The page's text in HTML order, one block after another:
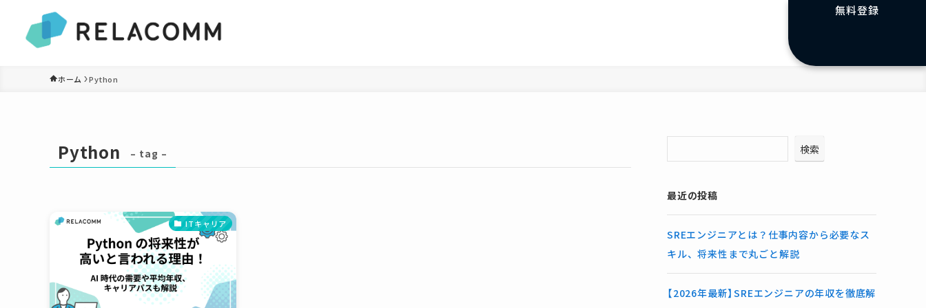
無料登録
ホーム Python
Python – tag –
ITキャリア
検索
最近の投稿
SREエンジニアとは？仕事内容から必要なス
キル、将来性まで丸ごと解説
【2026年最新】SREエンジニアの年収を徹底解